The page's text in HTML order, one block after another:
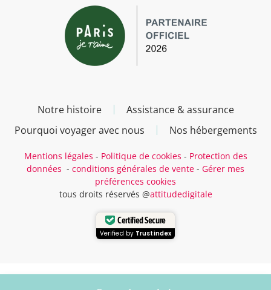
Notre histoire
Assistance & assurance
Pourquoi voyager avec nous
Nos hébergements
Mentions légales - Politique de cookies - Protection des
données - conditions générales de vente - Gérer mes
préférences cookies
tous droits réservés @attitudedigitale
Certified Secure
Verified by Trustindex